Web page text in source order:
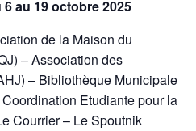
au 19 octobre 2025
de la Maison du
– Association des
– Bibliothèque Municipale
Etudiante pour la
Courrier – Le Spoutnik